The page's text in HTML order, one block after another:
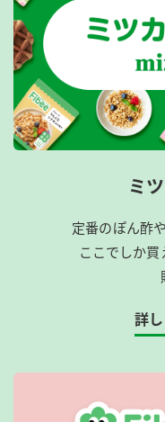
ミ
定番のぽん酢
ここでしか
詳